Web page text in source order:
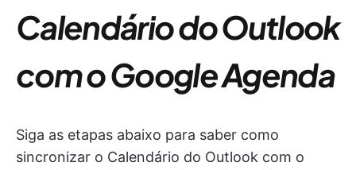
Calendário do Outlook
com o Google Agenda
Siga as etapas abaixo para saber como
sincronizar o Calendário do Outlook com o